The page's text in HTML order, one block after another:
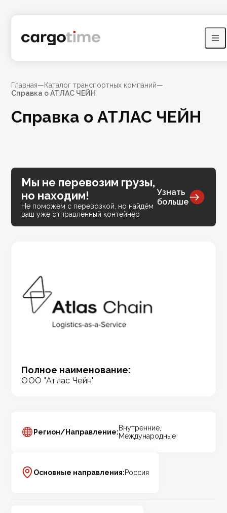
Главная—Каталог транспортных компаний—
Справка о АТЛАС ЧЕЙН
Справка о АТЛАС ЧЕЙН
Полное наименование:
ООО "Атлас Чейн"
Мы не перевозим грузы,
но находим!
Не поможем с перевозкой, но найдём
ваш уже отправленный контейнер
Узнать
больше
Регион/Направление:Внутренние,
Международные
Основные направления:Россия